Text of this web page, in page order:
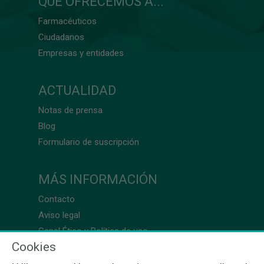
Farmacéuticos
Ciudadanos
Empresas y entidades
ACTUALIDAD
Notas de prensa
Blog
Formulario de suscripción
MÁS INFORMACIÓN
Contacto
Aviso legal
Canal Ético y Política de uso
Cookies